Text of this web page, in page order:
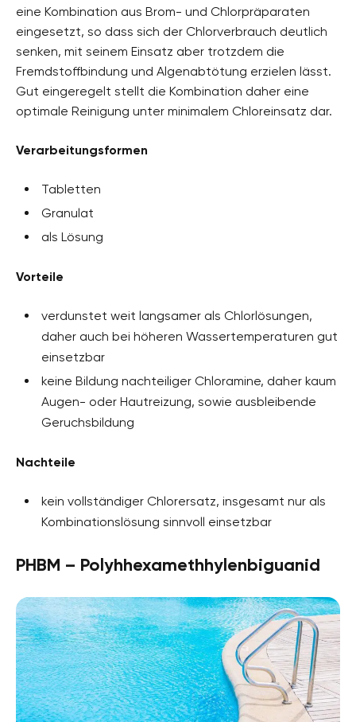
eine Kombination aus Brom- und Chlorpräparaten
eingesetzt, so dass sich der Chlorverbrauch deutlich
senken, mit seinem Einsatz aber trotzdem die
Fremdstoffbindung und Algenabtötung erzielen lässt.
Gut eingeregelt stellt die Kombination daher eine
optimale Reinigung unter minimalem Chloreinsatz dar.
Verarbeitungsformen
Tabletten
Granulat
als Lösung
Vorteile
verdunstet weit langsamer als Chlorlösungen,
daher auch bei höheren Wassertemperaturen gut
einsetzbar
keine Bildung nachteiliger Chloramine, daher kaum
Augen- oder Hautreizung, sowie ausbleibende
Geruchsbildung
Nachteile
kein vollständiger Chlorersatz, insgesamt nur als
Kombinationslösung sinnvoll einsetzbar
PHBM – Polyhhexamethhylenbiguanid